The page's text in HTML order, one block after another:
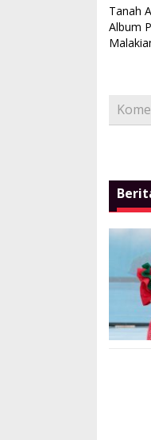
Tanah
Album
Tony Q dan Album